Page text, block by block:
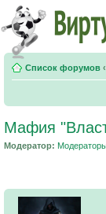
Список форумов ‹
Мафия
Модератор: